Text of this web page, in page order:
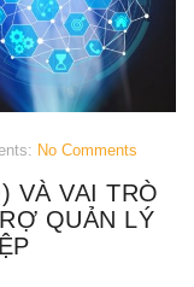
No Comments
VÀ VAI TRÒ
QUẢN LÝ